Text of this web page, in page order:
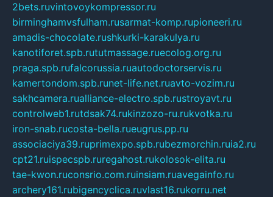
2bets.ruvintovoykompressor.ru
birminghamvsfulham.rusarmat-komp.rupioneeri.ru
amadis-chocolate.rushkurki-karakulya.ru
kanotiforet.spb.rututmassage.ruecolog.org.ru
praga.spb.rufalcorussia.ruautodoctorservis.ru
kamertondom.spb.runet-life.net.ruavto-vozim.ru
sakhcamera.rualliance-electro.spb.rustroyavt.ru
controlweb1.rutdsak74.rukinzozo-ru.rukvotka.ru
iron-snab.rucosta-bella.rueugrus.pp.ru
associaciya39.ruprimexpo.spb.rubezmorchin.ruia2.ru
cpt21.ruispecspb.ruregahost.rukolosok-elita.ru
tae-kwon.ruconsrio.com.ruinsiam.ruavegainfo.ru
archery161.rubigencyclica.ruvlast16.rukorru.net